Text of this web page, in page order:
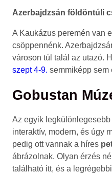
Azerbajdzsán földöntúli
A Kaukázus peremén van
csöppennénk.
városon túl talál az utazó.
szept 4-9. semmiképp sem
Gobustan
Az egyik
interaktív, modern, és úgy
pedig ott vannak a híres
ábrázolnak. Olyan érzés
található itt, és a